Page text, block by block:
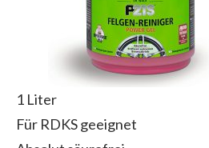
1 Liter
Für RDKS geeignet